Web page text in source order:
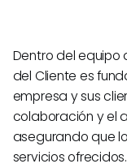
Dentro del equipo
del Cliente es
empresa y sus
colaboración y el
asegurando que
servicios ofrecidos.